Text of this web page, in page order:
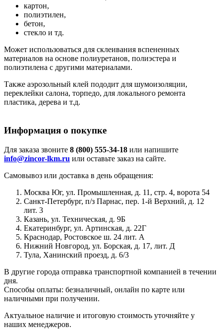
картон,
полиэтилен,
бетон,
стекло и тд.
Может использоваться для склеивания вспененных
материалов на основе полиуретанов, полиэстера и
полиэтилена с другими материалами.
Также аэрозольный клей пододит для шумоизоляции,
переклейки салона, торпедо, для локального ремонта
пластика, дерева и т.д.
Информация о покупке
Для заказа звоните 8 (800) 555-34-18 или напишите
info@zincor-lkm.ru или оставьте заказ на сайте.
Самовывоз или доставка в день обращения:
Москва Юг, ул. Промышленная, д. 11, стр. 4, ворота 54
Санкт-Петербург, п/з Парнас, пер. 1-й Верхний, д. 12
лит. 3
Казань, ул. Техническая, д. 9Б
Екатеринбург, ул. Артинская, д. 22Г
Краснодар, Ростовское ш. 24 лит. А
Нижний Новгород, ул. Борская, д. 17, лит. Д
Тула, Ханинский проезд, д. 6/3
В другие города отправка транспортной компанией в течении
дня.
Способы оплаты: безналичный, онлайн по карте или
наличными при получении.
Актуальное наличие и итоговую стоимость уточняйте у
наших менеджеров.